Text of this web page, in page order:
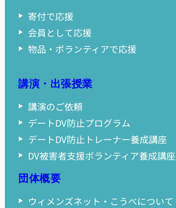
寄付で応援
会員として応援
物品・ボランティアで応援
講演・出張授業
講演のご依頼
デートDV防止プログラム
デートDV防止トレーナー養成講座
DV被害者支援ボランティア養成講座
団体概要
ウィメンズネット・こうべについて